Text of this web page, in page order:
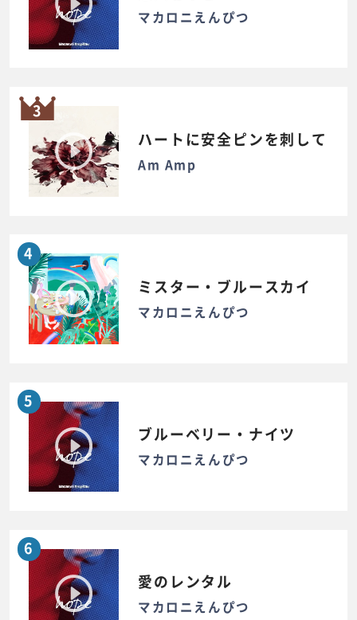
マカロニえんぴつ
3
ハートに安全ピンを刺して
Am Amp
4
ミスター・ブルースカイ
マカロニえんぴつ
5
ブルーベリー・ナイツ
マカロニえんぴつ
6
愛のレンタル
マカロニえんぴつ